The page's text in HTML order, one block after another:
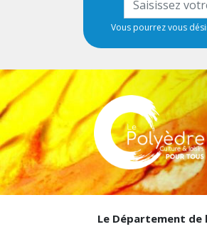
Vous pourrez vous
Le Département